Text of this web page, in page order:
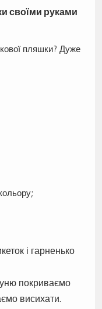
своїми руками
пляшки? Дуже
і гарненько
покриваємо
висихати.